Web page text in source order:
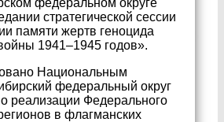
федеральном округе
стратегической сессии
памяти жертв геноцида
1941–1945 годов».
Национальным
федеральный округ
реализации Федерального
в флагманских